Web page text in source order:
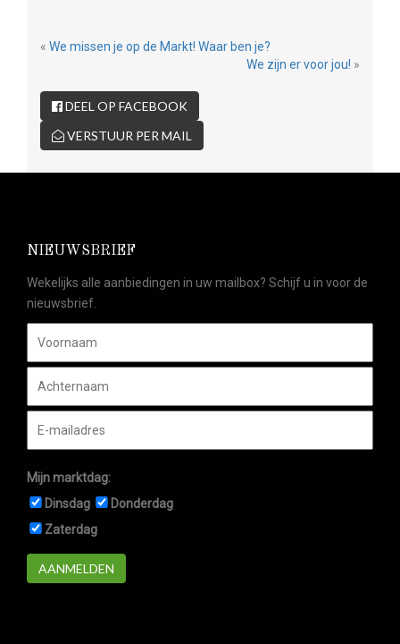
« We missen je op de Markt! Waar ben je?
We zijn er voor jou! »
DEEL OP FACEBOOK
VERSTUUR PER MAIL
NIEUWSBRIEF
Wekelijks alle aanbiedingen in uw mailbox? Schijf u in voor de
nieuwsbrief.
Mijn marktdag:
Dinsdag
Donderdag
Zaterdag
AANMELDEN